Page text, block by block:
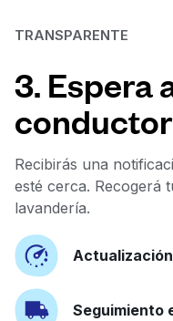
TRANSPARENTE
3. Espera
conductor
Recibirás una
esté cerca. Recogerá
lavandería.
Seguimiento